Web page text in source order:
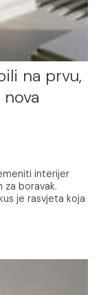
na prvu,
interijer
za boravak.
je rasvjeta koja